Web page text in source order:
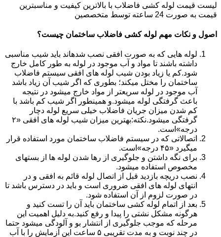
لیست قیمت لوله کشی فاضلاب با بالاترین کیفیت و مناسبترین
قیمت به صورت 24 ساعته توسط متخصصین
اصول و نکات مهم لوله کشی فاضلاب ساختمان چیست؟
لوله هایی که به صورت افقی نصب شدهاند باید شیب مناسبی
داشته باشند تا مواد و آب موجود در لوله به طور کامل خارج
شود.کم یا زیاد بودن شیب لوله های افقی سیستم فاضلاب
ساختمان را مختل میکند؛ بطوری که اگر شیب آن زیاد باشد
آب موجود در لوله سریعتر از مواد خارج میشود در نتیجه
باعث گرفتگی لوله میشود.و همینطور اگر شیب کم باشد با
کم شدن میزان جریان فاضلاب خیلی سریع لوله دچار
گرفتگی میشود.نکته:بهترین میزان شیب لوله های افقی «۲
درجه»است.
اتصالاتی که در سیستم فاضلاب ساختمان مورد استفاده قرار
میگیرد «۴۵ درجه»است.
برای نگه داشتن و جلوگیری از رها شدن لوله ها از بستهای
مخصوص استفاده میشود.
نصب دریچه بازدید قبل از اتصال لوله قائم به افقی و در
انتهای لوله های افقی ضروری است و باید در دسترس باشد تا
در صورت لزوم از آن استفاده شود.
بعد از اتمام لوله کشی ساختمان باید آن را تست کنید و
هرگونه مشکل نشتی را پیدا و رفع کنید.به دلیل اهمیت این
مرحله که موجب جلوگیری از انتشار بو و آلودگی میشود حتما
در چند نوبت و به مدت تقریبی ۵ ساعت این آزمایش را با آب